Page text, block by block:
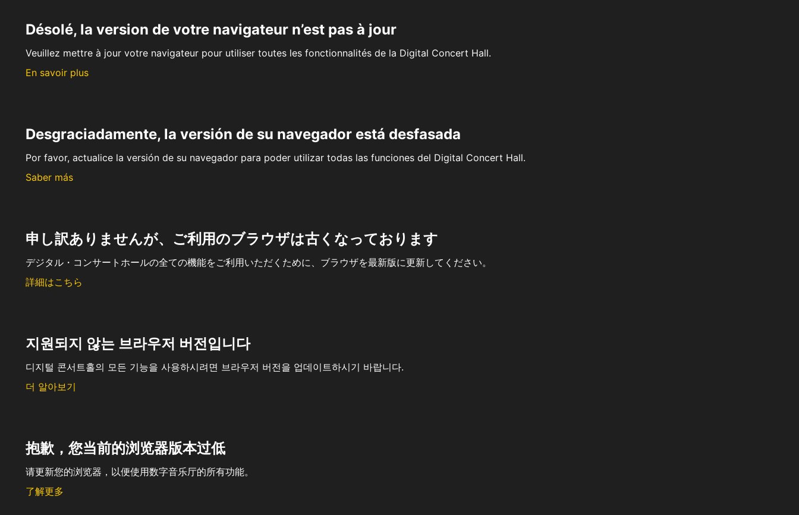
Désolé, la version de votre navigateur n’est pas à jour
Veuillez mettre à jour votre navigateur pour utiliser toutes les fonctionnalités de la Digital Concert Hall.
En savoir plus
Desgraciadamente, la versión de su navegador está desfasada
Por favor, actualice la versión de su navegador para poder utilizar todas las funciones del Digital Concert Hall.
Saber más
申し訳ありませんが、ご利用のブラウザは古くなっております
デジタル・コンサートホールの全ての機能をご利用いただくために、ブラウザを最新版に更新してください。
詳細はこちら
지원되지 않는 브라우저 버전입니다
디지털 콘서트홀의 모든 기능을 사용하시려면 브라우저 버전을 업데이트하시기 바랍니다.
더 알아보기
抱歉，您当前的浏览器版本过低
请更新您的浏览器，以便使用数字音乐厅的所有功能。
了解更多